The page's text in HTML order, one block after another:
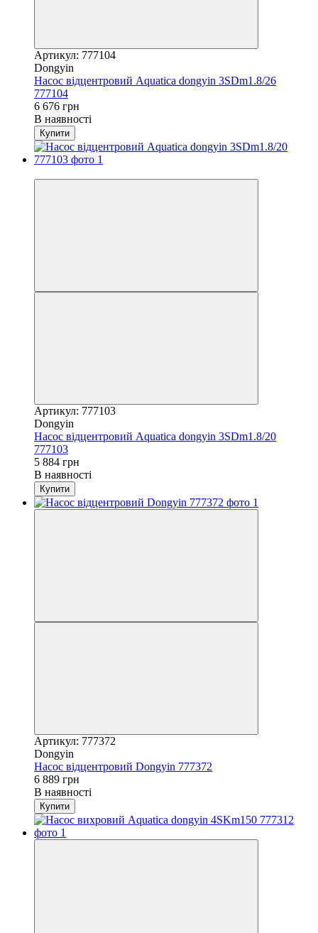
Артикул: 777104
Dongyin
Насос відцентровий Aquatica dongyin 3SDm1.8/26
777104
6 676 грн
В наявності
Купити
Артикул: 777103
Dongyin
Насос відцентровий Aquatica dongyin 3SDm1.8/20
777103
5 884 грн
В наявності
Купити
Артикул: 777372
Dongyin
Насос відцентровий Dongyin 777372
6 889 грн
В наявності
Купити